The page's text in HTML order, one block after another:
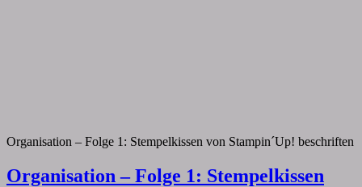
Organisation – Folge 1: Stempelkissen von Stampin´Up! beschriften
Organisation – Folge 1: Stempelkissen